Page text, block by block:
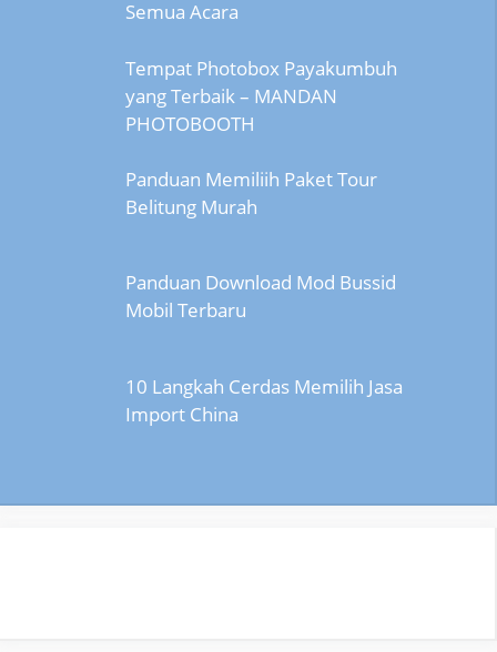
Semua Acara
Tempat Photobox Payakumbuh
yang Terbaik – MANDAN
PHOTOBOOTH
Panduan Memiliih Paket Tour
Belitung Murah
Panduan Download Mod Bussid
Mobil Terbaru
10 Langkah Cerdas Memilih Jasa
Import China